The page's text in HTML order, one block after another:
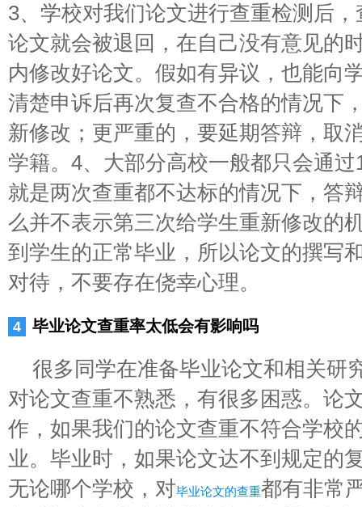
3、学校对我们论文进行查重检测后
论文就会被退回，在自己没有意见的
内修改好论文。假如有异议，也能向
清楚申诉后再次复查不合格的情况下
新修改；更严重的，要延期答辩，取
学籍。4、大部分高校一般都只会通
就是两次查重都不达标的情况下，答
么并不表示第三次给学生重新修改的
到学生的正常毕业，所以论文的撰写
对待，不要存在侥幸心理。
毕业论文查重率太低会有影响吗
很多同学在准备毕业论文和相关研
对论文查重不熟悉，有很多困惑。论
作，如果我们的论文查重不符合学校
业。毕业时，如果论文达不到规定的
无论哪个学校，对毕业论文的查重都有非常